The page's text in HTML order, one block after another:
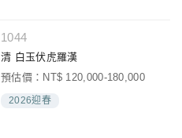
1044
清 白玉伏虎羅漢
預估價：NT$ 120,000-180,000
2026迎春